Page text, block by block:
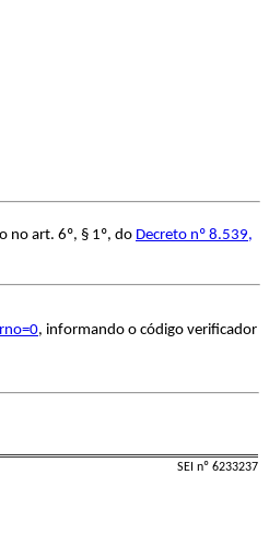
no art. 6º, § 1º, do Decreto nº 8.539,
, informando o código verificador
SEI nº 6233237